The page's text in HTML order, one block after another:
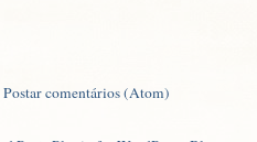
Postar comentários (Atom)